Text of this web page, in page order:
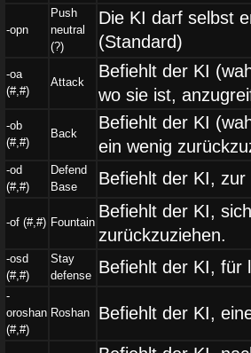
-opn
Push
neutral
(?)
Die KI darf selbst
(Standard)
-oa
(#,#)
Attack
Befiehlt der KI
wo sie ist,
-ob
(#,#)
Back
Befiehlt der KI
ein wenig
-od
(#,#)
Defend
Base
Befiehlt der KI,
-of (#,#) Fountain
Befiehlt der KI,
zurückzuziehen.
-osd
(#,#)
Stay
defense
Befiehlt der KI, für
-
oroshan
(#,#)
Roshan Befiehlt der KI,